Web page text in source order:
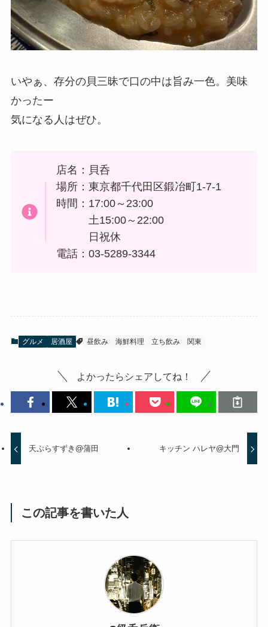
いやぁ、存分の貝三昧で口の中は旨み一色。美味
かったー
気になる人はぜひ。
店名：貝呑
場所：東京都千代田区鍛冶町1-7-1
時間：17:00～23:00
土15:00～22:00
日祝休
電話：03-5289-3344
グルメ 居酒屋 昼飲み 海鮮料理 立ち飲み 関東
よかったらシェアしてね！
天ぷらすずき@蒲田 キッチン ハレヤ@大門
この記事を書いた人